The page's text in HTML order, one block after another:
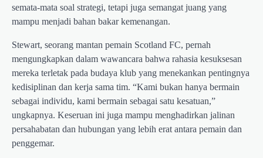
semata-mata soal strategi, tetapi juga semangat juang yang
mampu menjadi bahan bakar kemenangan.
Stewart, seorang mantan pemain Scotland FC, pernah
mengungkapkan dalam wawancara bahwa rahasia kesuksesan
mereka terletak pada budaya klub yang menekankan pentingnya
kedisiplinan dan kerja sama tim. “Kami bukan hanya bermain
sebagai individu, kami bermain sebagai satu kesatuan,”
ungkapnya. Keseruan ini juga mampu menghadirkan jalinan
persahabatan dan hubungan yang lebih erat antara pemain dan
penggemar.